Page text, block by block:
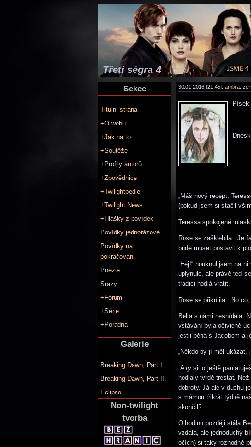
Třetí ségra 4
Sekce
Titulní strana
+O webu
+Jak na to
+Soutěže
+Profily autorů
+Zpovědnice
+Twilightpedie
+Twilight News
+Hlášky z povídek
Povídky jednorázové
Povídky na
pokračování
Poezie
Srazy
+Fórum
+Série
+Poradna
Galerie
Breaking Dawn, Part I.
Breaking Dawn, Part II.
Eclipse
Non-twilight
tvorba
30.01.2016 [21:45], ambra ,
Písek
„Máš nový recept,
(pokud jsem si stačil
Teressa spokojeně
Rose se zašklebila. „Je
bude muset postavit k
„Hej!“ houknul jsem na
uplynulo, ale právě teď
tradici hodlá vrátit.
Rose se přikrčila. „No
Bella s námi nesnídala.
vstávání byla očividně
jestli běhá s Jacobem a
„Někdo by jí měl ukázat,
„A ty si to ještě
hodlaly tvrdě trestat.
dobroty. Já ale v duchu
s mámou třikrát týdně
skončil?
O hodinu později stála
vzdala, ale jednoduchý
očích) si taky rozhodně